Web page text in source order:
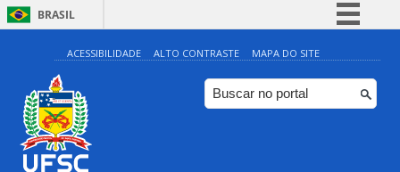
BRASIL
Simplifique!
Comunica BR
Participe
ACESSIBILIDADE ALTO CONTRASTE MAPA DO SITE